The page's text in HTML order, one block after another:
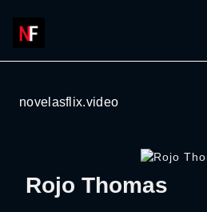
novelasflix.video
Rojo Thomas